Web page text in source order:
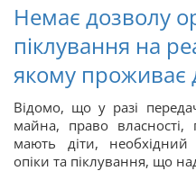
Немає дозволу
піклування на
якому проживає
Відомо, що у разі
майна, право
мають діти, необхідний
опіки та піклування, що